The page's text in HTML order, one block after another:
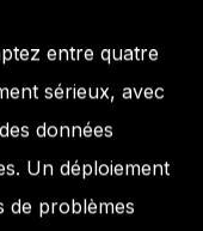
entre quatre
sérieux, avec
données
Un déploiement
de problèmes